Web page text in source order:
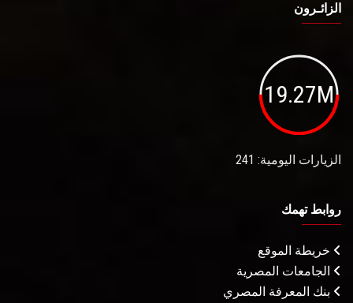
الزائـرون
19.27M
الزيارات اليومية: 241
روابط تهمك
خريطة الموقع
الجامعات المصرية
بنك المعرفة المصري